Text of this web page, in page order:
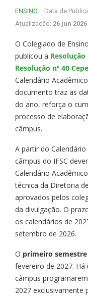
ENSINO Data de
Atualização: 26 jun
O Colegiado de
publicou a Resolução
Resolução nº 40
Calendário
documento traz as
do ano, reforça o
processo de
câmpus.
A partir do
câmpus do IFSC
Calendário
técnica da Diretoria
aprovados pelos
da divulgação. O
os calendários de
setembro de 2026.
O primeiro
fevereiro de 2027.
câmpus
2027 exclusivamente